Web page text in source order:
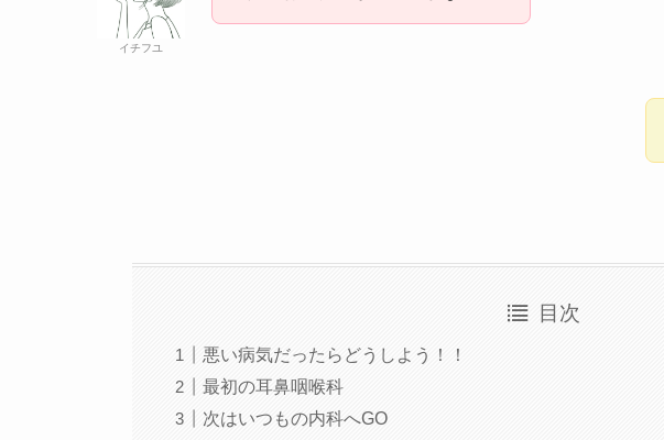
イチフユ
目次
悪い病気だったらどうしよう！！
最初の耳鼻咽喉科
次はいつもの内科へGO